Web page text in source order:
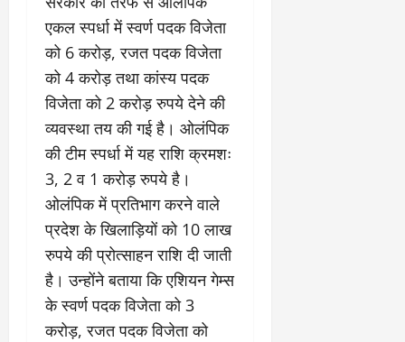
एकल स्पर्धा में स्वर्ण पदक विजेता
को 6 करोड़, रजत पदक विजेता
को 4 करोड़ तथा कांस्य पदक
विजेता को 2 करोड़ रुपये देने की
व्यवस्था तय की गई है। ओलंपिक
की टीम स्पर्धा में यह राशि क्रमशः
3, 2 व 1 करोड़ रुपये है।
ओलंपिक में प्रतिभाग करने वाले
प्रदेश के खिलाड़ियों को 10 लाख
रुपये की प्रोत्साहन राशि दी जाती
है। उन्होंने बताया कि एशियन गेम्स
के स्वर्ण पदक विजेता को 3
करोड़, रजत पदक विजेता को